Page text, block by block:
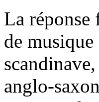
La réponse
de
anglo-